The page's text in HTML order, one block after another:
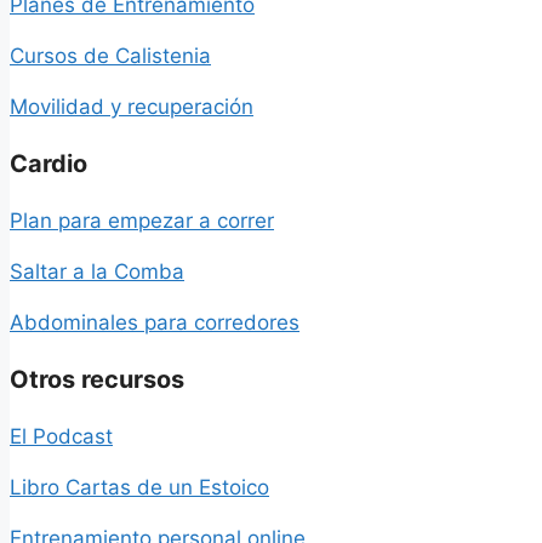
Planes de Entrenamiento
Cursos de Calistenia
Movilidad y recuperación
Cardio
Plan para empezar a correr
Saltar a la Comba
Abdominales para corredores
Otros recursos
El Podcast
Libro Cartas de un Estoico
Entrenamiento personal online